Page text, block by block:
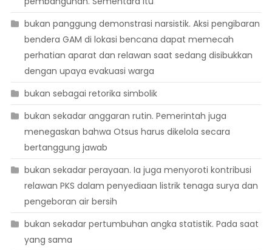
bukan panggung demonstrasi narsistik. Aksi pengibaran
bendera GAM di lokasi bencana dapat memecah
perhatian aparat dan relawan saat sedang disibukkan
dengan upaya evakuasi warga
bukan sebagai retorika simbolik
bukan sekadar anggaran rutin. Pemerintah juga
menegaskan bahwa Otsus harus dikelola secara
bertanggung jawab
bukan sekadar perayaan. Ia juga menyoroti kontribusi
relawan PKS dalam penyediaan listrik tenaga surya dan
pengeboran air bersih
bukan sekadar pertumbuhan angka statistik. Pada saat
yang sama